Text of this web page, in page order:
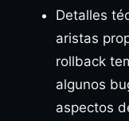
Detalles
aristas
rollback
algunos
aspectos